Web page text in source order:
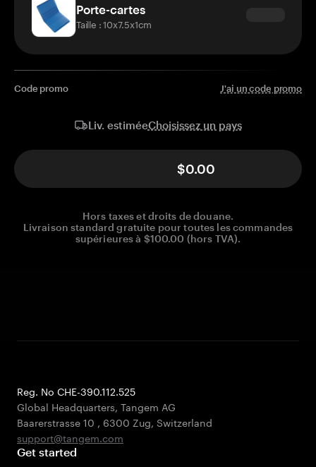
Porte-cartes
Taille : 10x7.5x1cm
Code promo J'ai un code promo
Liv. estiméeChoisissez un pays
$0.00
Hors taxes et droits de douane.
Livraison standard gratuite pour toutes les commandes
supérieures à $100.00 (hors TVA).
Reg. No CHE-390.112.525
Global Headquarters, Tangem AG
Baarerstrasse 10 , 6300 Zug, Switzerland
support@tangem.com
Get started